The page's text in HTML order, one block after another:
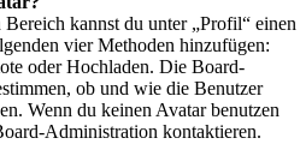
kannst du unter „Profil“ einen
vier Methoden hinzufügen:
oder Hochladen. Die Board-
ob und wie die Benutzer
Wenn du keinen Avatar benutzen
Administration kontaktieren.